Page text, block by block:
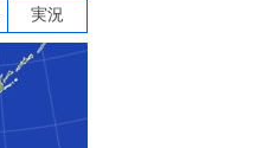
実況